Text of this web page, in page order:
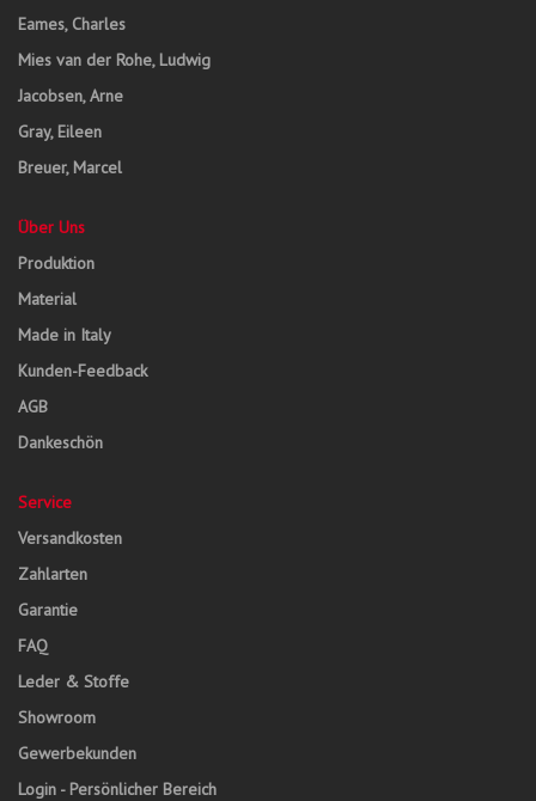
Eames, Charles
Mies van der Rohe, Ludwig
Jacobsen, Arne
Gray, Eileen
Breuer, Marcel
Über Uns
Produktion
Material
Made in Italy
Kunden-Feedback
AGB
Dankeschön
Service
Versandkosten
Zahlarten
Garantie
FAQ
Leder & Stoffe
Showroom
Gewerbekunden
Login - Persönlicher Bereich